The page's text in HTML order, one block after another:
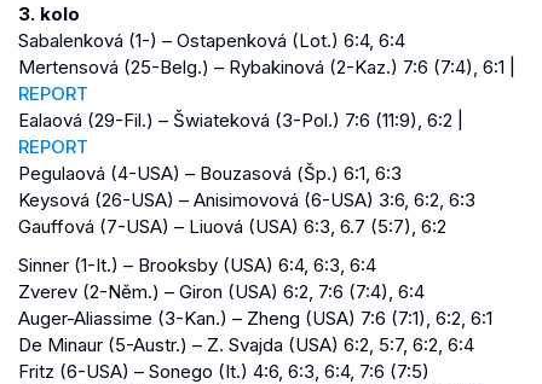
3. kolo
Sabalenková (1-) – Ostapenková (Lot.) 6:4, 6:4
Mertensová (25-Belg.) – Rybakinová (2-Kaz.) 7:6 (7:4), 6:1 |
REPORT
Ealaová (29-Fil.) – Šwiateková (3-Pol.) 7:6 (11:9), 6:2 |
REPORT
Pegulaová (4-USA) – Bouzasová (Šp.) 6:1, 6:3
Keysová (26-USA) – Anisimovová (6-USA) 3:6, 6:2, 6:3
Gauffová (7-USA) – Liuová (USA) 6:3, 6.7 (5:7), 6:2
Sinner (1-It.) – Brooksby (USA) 6:4, 6:3, 6:4
Zverev (2-Něm.) – Giron (USA) 6:2, 7:6 (7:4), 6:4
Auger-Aliassime (3-Kan.) – Zheng (USA) 7:6 (7:1), 6:2, 6:1
De Minaur (5-Austr.) – Z. Svajda (USA) 6:2, 5:7, 6:2, 6:4
Fritz (6-USA) – Sonego (It.) 4:6, 6:3, 6:4, 7:6 (7:5)